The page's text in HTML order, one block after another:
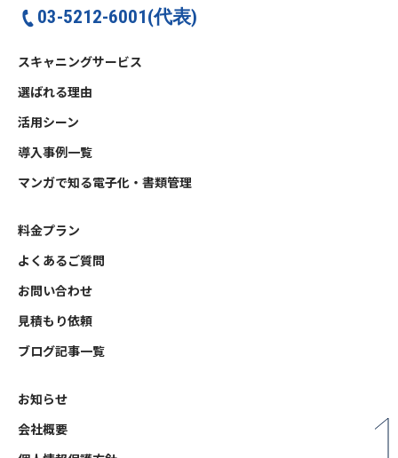
03-5212-6001(代表)
スキャニングサービス
選ばれる理由
活用シーン
導入事例一覧
マンガで知る電子化・書類管理
料金プラン
よくあるご質問
お問い合わせ
見積もり依頼
ブログ記事一覧
お知らせ
会社概要